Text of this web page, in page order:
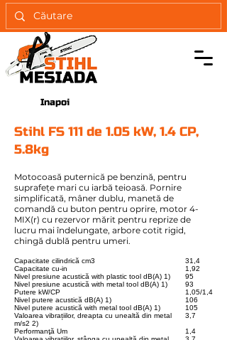
Inapoi
Stihl FS 111 de 1.05 kW, 1.4 CP,
5.8kg
Motocoasă puternică pe benzină, pentru
suprafeţe mari cu iarbă teioasă. Pornire
simplificată, mâner dublu, manetă de
comandă cu buton pentru oprire, motor 4-
MIX(r) cu rezervor mărit pentru reprize de
lucru mai îndelungate, arbore cotit rigid,
chingă dublă pentru umeri.
Capacitate cilindrică cm3
31,4
Capacitate cu-in
1,92
Nivel presiune acustică with plastic tool dB(A) 1)
95
Nivel presiune acustică with metal tool dB(A) 1)
93
Putere kW/CP
1,05/1,4
Nivel putere acustică dB(A) 1)
106
Nivel putere acustică with metal tool dB(A) 1)
105
Valoarea vibrațiilor, dreapta cu unealtă din metal
m/s2 2)
3,7
Performanţă Um
1,4